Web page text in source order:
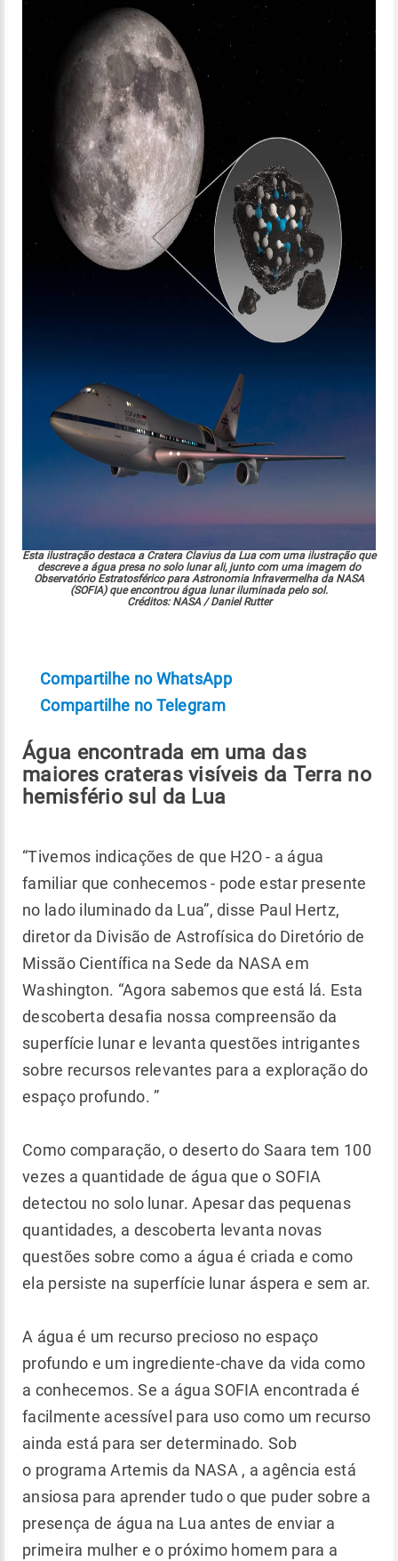
Esta ilustração destaca a Cratera Clavius ​​da Lua com uma ilustração que
descreve a água presa no solo lunar ali, junto com uma imagem do
Observatório Estratosférico para Astronomia Infravermelha da NASA
(SOFIA) que encontrou água lunar iluminada pelo sol.
Créditos: NASA / Daniel Rutter
Compartilhe no WhatsApp
Compartilhe no Telegram
Água encontrada em uma das
maiores crateras visíveis da Terra no
hemisfério sul da Lua
“Tivemos indicações de que H2O - a água
familiar que conhecemos - pode estar presente
no lado iluminado da Lua”, disse Paul Hertz,
diretor da Divisão de Astrofísica do Diretório de
Missão Científica na Sede da NASA em
Washington. “Agora sabemos que está lá. Esta
descoberta desafia nossa compreensão da
superfície lunar e levanta questões intrigantes
sobre recursos relevantes para a exploração do
espaço profundo. ”
Como comparação, o deserto do Saara tem 100
vezes a quantidade de água que o SOFIA
detectou no solo lunar. Apesar das pequenas
quantidades, a descoberta levanta novas
questões sobre como a água é criada e como
ela persiste na superfície lunar áspera e sem ar.
A água é um recurso precioso no espaço
profundo e um ingrediente-chave da vida como
a conhecemos. Se a água SOFIA encontrada é
facilmente acessível para uso como um recurso
ainda está para ser determinado. Sob
o programa Artemis da NASA , a agência está
ansiosa para aprender tudo o que puder sobre a
presença de água na Lua antes de enviar a
primeira mulher e o próximo homem para a